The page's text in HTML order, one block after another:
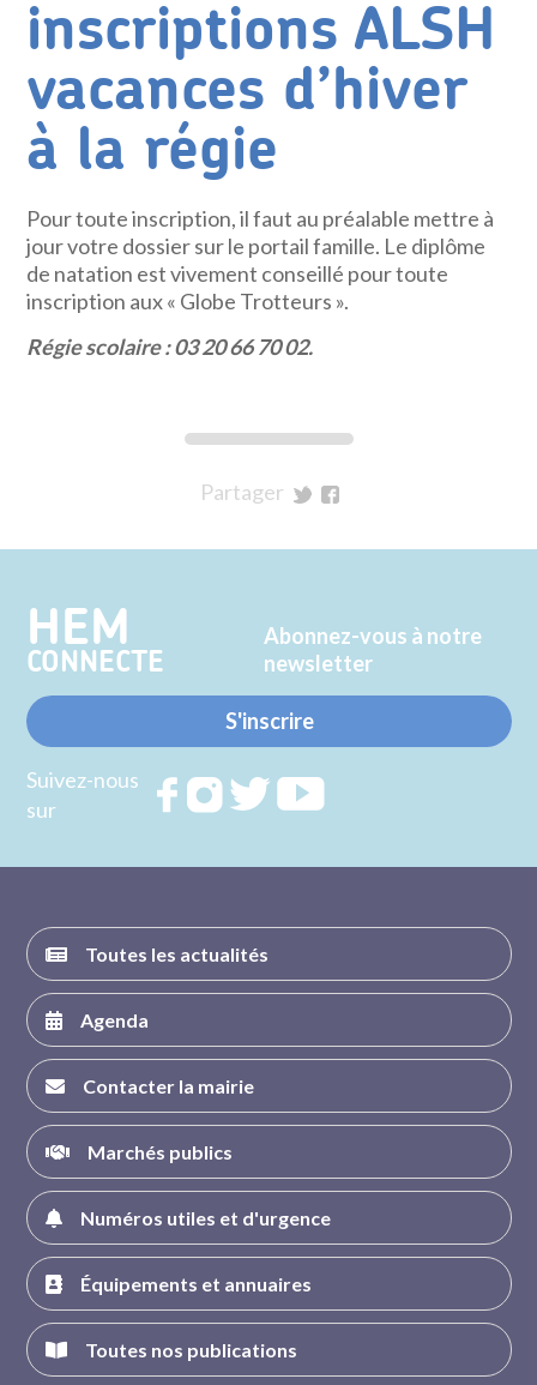
inscriptions ALSH
vacances d’hiver
à la régie
Pour toute inscription, il faut au préalable mettre à
jour votre dossier sur le portail famille. Le diplôme
de natation est vivement conseillé pour toute
inscription aux « Globe Trotteurs ».
Régie scolaire : 03 20 66 70 02.
Partager
Twitter
Facebook
HEM
CONNECTE
Abonnez-vous à notre
newsletter
S'inscrire
Suivez-nous
sur
RejoignezRejoignezRejoignez
Toutes les actualités
Agenda
Contacter la mairie
Marchés publics
Numéros utiles et d'urgence
Équipements et annuaires
Toutes nos publications